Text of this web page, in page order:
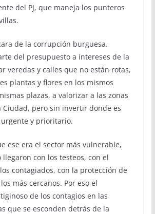
del PJ, que maneja los punteros
de la corrupción burguesa.
del presupuesto a intereses de la
veredas y calles que no están rotas,
plantas y flores en los mismos
plazas, a valorizar a las zonas
Ciudad, pero sin invertir donde es
urgente y prioritario.
ese era el sector más vulnerable,
con los testeos, con el
contagiados, con la protección de
más cercanos. Por eso el
de los contagios en las
que se esconden detrás de la